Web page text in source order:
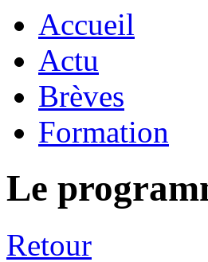
Accueil
Actu
Brèves
Formation
Le
Retour